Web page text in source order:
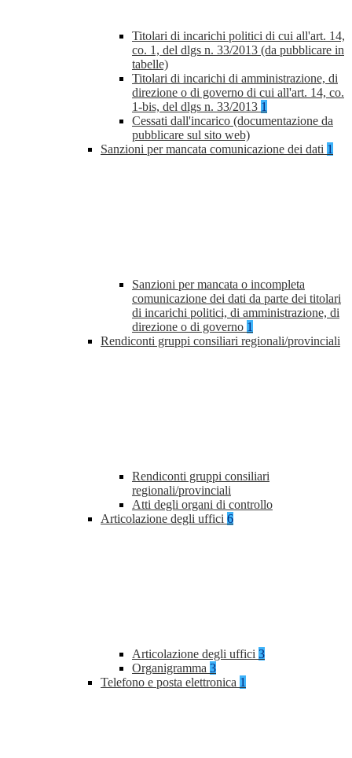
Titolari di incarichi politici di cui all'art. 14,
co. 1, del dlgs n. 33/2013 (da pubblicare in
tabelle)
Titolari di incarichi di amministrazione, di
direzione o di governo di cui all'art. 14, co.
1-bis, del dlgs n. 33/2013 1
Cessati dall'incarico (documentazione da
pubblicare sul sito web)
Sanzioni per mancata comunicazione dei dati 1
Sanzioni per mancata o incompleta
comunicazione dei dati da parte dei titolari
di incarichi politici, di amministrazione, di
direzione o di governo 1
Rendiconti gruppi consiliari regionali/provinciali
Rendiconti gruppi consiliari
regionali/provinciali
Atti degli organi di controllo
Articolazione degli uffici 6
Articolazione degli uffici 3
Organigramma 3
Telefono e posta elettronica 1